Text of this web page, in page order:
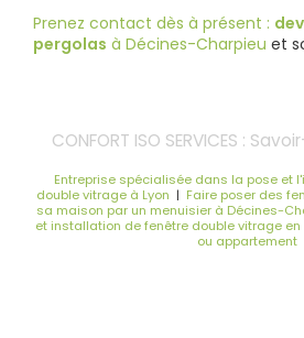
Prenez contact dès à présent :
pergolas à Décines-Charpieu et
CONFORT ISO SERVICES :
Entreprise spécialisée dans la pose et
double vitrage à Lyon | Faire poser des
sa maison par un menuisier à Décines-
et installation de fenêtre double vitrage en
ou appartement